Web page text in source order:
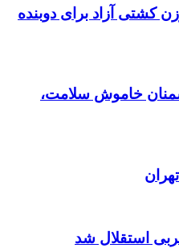
چرخه انتخابی ۲ وزن کشتی آزاد برای دوبنده
خاموش سلامت،
استقلال شد